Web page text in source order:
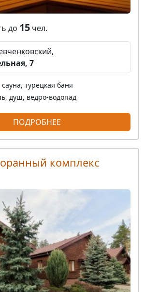
до 15 чел.
7
турецкая баня
душ, ведро-водопад
ПОДРОБНЕЕ
комплекс